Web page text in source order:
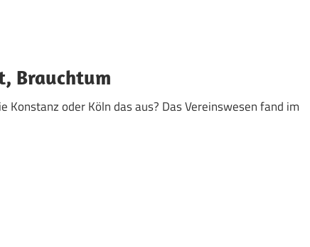
Brauchtum
Konstanz oder Köln das aus? Das Vereinswesen fand im